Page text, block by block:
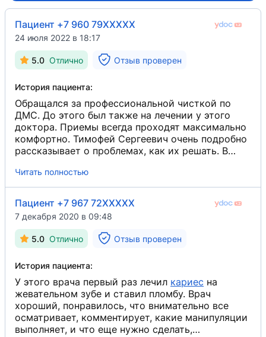
Пациент +7 960 79XXXXX
24 июля 2022 в 18:17
5.0 Отлично Отзыв проверен
История пациента:
Обращался за профессиональной чисткой по
ДМС. До этого был также на лечении у этого
доктора. Приемы всегда проходят максимально
комфортно. Тимофей Сергеевич очень подробно
рассказывает о проблемах, как их решать. В
делать. Очень вежливый, внимательный и
ответственный доктор. Впредь буду только к
нему обращаться.
Читать полностью
Пациент +7 967 72XXXXX
7 декабря 2020 в 09:48
5.0 Отлично Отзыв проверен
История пациента:
У этого врача первый раз лечил кариес ​ на
жевательном зубе и ставил пломбу. Врач
хороший, понравилось, что внимательно все
осматривает, комментирует, какие манипуляции
выполняет, и что еще нужно сделать,